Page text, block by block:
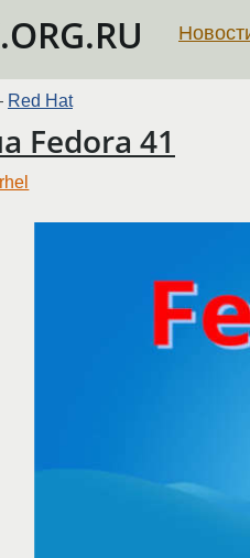
Red Hat
Fedora 41
rhel